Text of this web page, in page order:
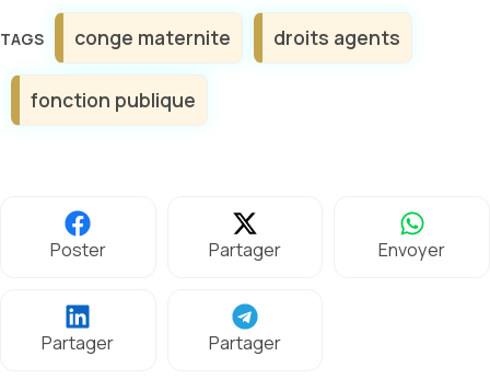
Étiquettes
conge maternite droits agents
fonction publique
Poster Partager Envoyer
Partager Partager